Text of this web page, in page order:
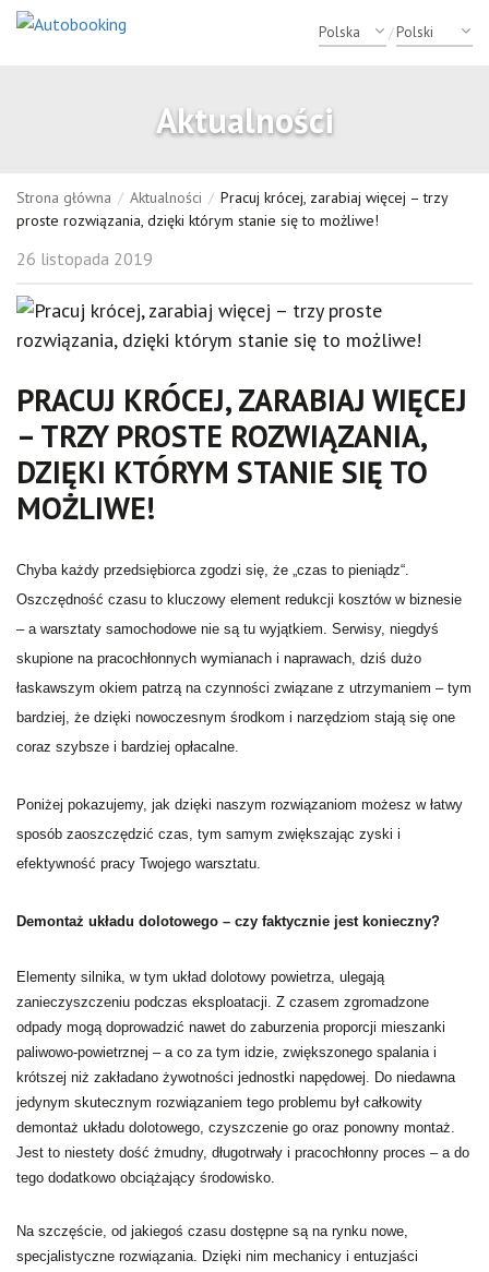
/
Aktualności
Strona główna / Aktualności / Pracuj krócej, zarabiaj więcej – trzy
proste rozwiązania, dzięki którym stanie się to możliwe!
26 listopada 2019
PRACUJ KRÓCEJ, ZARABIAJ WIĘCEJ
– TRZY PROSTE ROZWIĄZANIA,
DZIĘKI KTÓRYM STANIE SIĘ TO
MOŻLIWE!
Chyba każdy przedsiębiorca zgodzi się, że „czas to pieniądz“.
Oszczędność czasu to kluczowy element redukcji kosztów w biznesie
– a warsztaty samochodowe nie są tu wyjątkiem. Serwisy, niegdyś
skupione na pracochłonnych wymianach i naprawach, dziś dużo
łaskawszym okiem patrzą na czynności związane z utrzymaniem – tym
bardziej, że dzięki nowoczesnym środkom i narzędziom stają się one
coraz szybsze i bardziej opłacalne.
Poniżej pokazujemy, jak dzięki naszym rozwiązaniom możesz w łatwy
sposób zaoszczędzić czas, tym samym zwiększając zyski i
efektywność pracy Twojego warsztatu.
Demontaż układu dolotowego – czy faktycznie jest konieczny?
Elementy silnika, w tym układ dolotowy powietrza, ulegają
zanieczyszczeniu podczas eksploatacji. Z czasem zgromadzone
odpady mogą doprowadzić nawet do zaburzenia proporcji mieszanki
paliwowo-powietrznej – a co za tym idzie, zwiększonego spalania i
krótszej niż zakładano żywotności jednostki napędowej. Do niedawna
jedynym skutecznym rozwiązaniem tego problemu był całkowity
demontaż układu dolotowego, czyszczenie go oraz ponowny montaż.
Jest to niestety dość żmudny, długotrwały i pracochłonny proces – a do
tego dodatkowo obciążający środowisko.
Na szczęście, od jakiegoś czasu dostępne są na rynku nowe,
specjalistyczne rozwiązania. Dzięki nim mechanicy i entuzjaści